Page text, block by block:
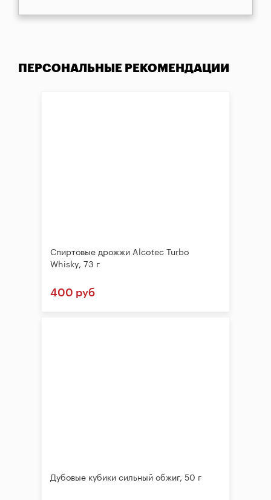
ПЕРСОНАЛЬНЫЕ РЕКОМЕНДАЦИИ
Спиртовые дрожжи Alcotec Turbo
Whisky, 73 г
400 руб
Дубовые кубики сильный обжиг, 50 г